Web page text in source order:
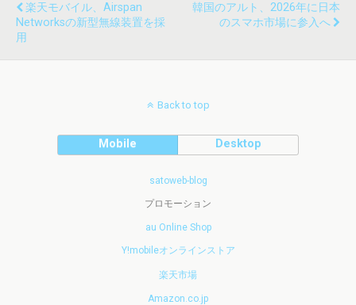
楽天モバイル、Airspan
Networksの新型無線装置を採
用
韓国のアルト、2026年に日本
のスマホ市場に参入へ
Back to top
Mobile Desktop
satoweb-blog
プロモーション
au Online Shop
Y!mobileオンラインストア
楽天市場
Amazon.co.jp